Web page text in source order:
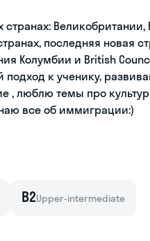
последняя новая
Колумбии и British
к ученику,
, люблю темы про
все об иммиграции:)
B2Upper-intermediate